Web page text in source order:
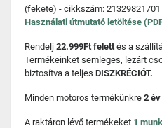
(fekete) - cikkszám: 21329821701
Használati útmutató letöltése
Rendelj 22.999Ft felettés a
Termékeinket semleges, lezárt
biztosítva a teljes DISZKRÉCIÓT.
Minden motoros termékünkre 2
A raktáron lévő termékeket 1